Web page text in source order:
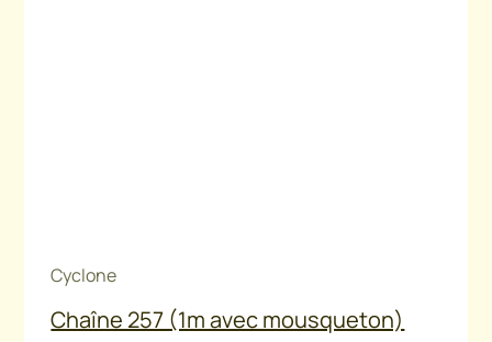
Cyclone
Chaîne 257 (1m avec mousqueton)